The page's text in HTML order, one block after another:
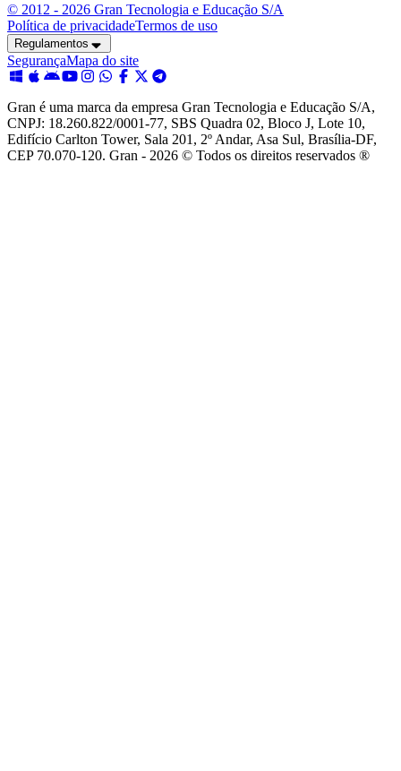
© 2012 - 2026 Gran Tecnologia e Educação S/A
Política de privacidadeTermos de uso
Regulamentos
SegurançaMapa do site
Gran é uma marca da empresa Gran Tecnologia e Educação S/A,
CNPJ: 18.260.822/0001-77, SBS Quadra 02, Bloco J, Lote 10,
Edifício Carlton Tower, Sala 201, 2º Andar, Asa Sul, Brasília-DF,
CEP 70.070-120. Gran - 2026 © Todos os direitos reservados ®